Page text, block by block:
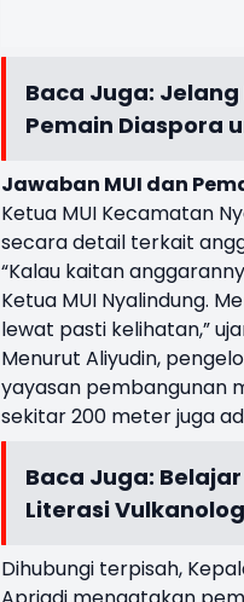
Baca Juga: Jelang
Pemain Diaspora
Jawaban MUI dan
Ketua MUI Kecamatan
secara detail terkait
“Kalau kaitan
Ketua MUI Nyalindung.
lewat pasti kelihatan,”
Menurut Aliyudin,
yayasan pembangunan
sekitar 200 meter juga
Baca Juga:
Literasi
Dihubungi terpisah,